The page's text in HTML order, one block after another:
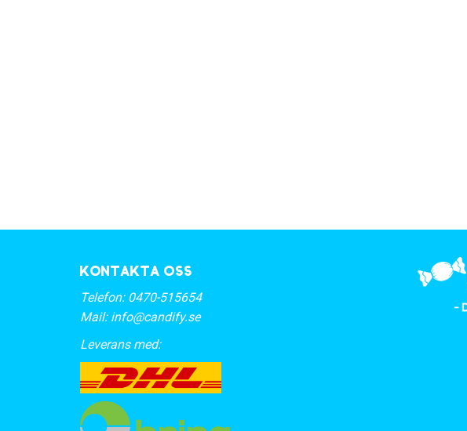
Kontakta oss
Telefon: 0470-515654
Mail: info@candify.se
Leverans med: